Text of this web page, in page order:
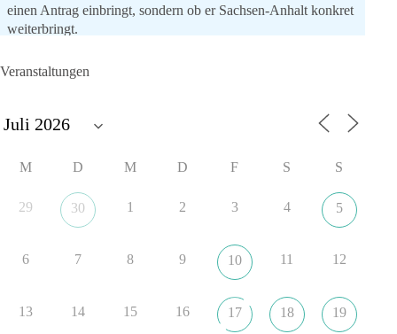
einen Antrag einbringt, sondern ob er Sachsen-Anhalt konkret
weiterbringt.
Ablehnung. Keine politische Verschmelzung.
Entscheidungen? 👇
#dieBasis #SachsenAnhalt #Landtagswahl2026
#Kooperation
Veranstaltungen
M D M D F S S
29 30 1 2 3 4 5
6 7 8 9 10 11 12
13 14 15 16 17 18 19